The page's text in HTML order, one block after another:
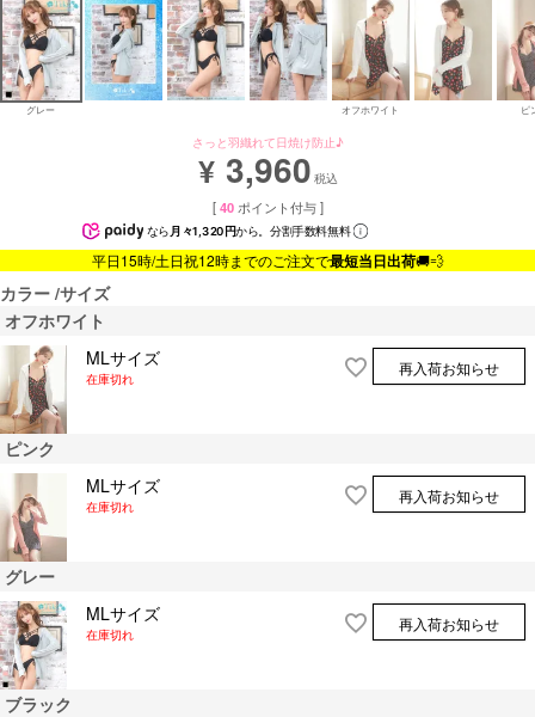
グレー オフホワイト ピ
さっと羽織れて日焼け防止♪
¥ 3,960 税込
[ 40 ポイント付与 ]
なら月々1,320円から。分割手数料無料
平日15時/土日祝12時までのご注文で最短当日出荷🚚💨
カラー サイズ
オフホワイト
MLサイズ
在庫切れ
再入荷お知らせ
ピンク
MLサイズ
在庫切れ
再入荷お知らせ
グレー
MLサイズ
在庫切れ
再入荷お知らせ
ブラック